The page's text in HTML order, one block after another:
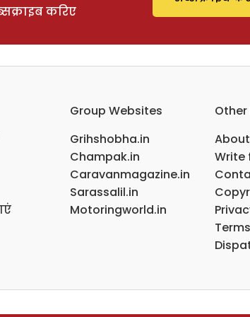
करिए
Group Websites
Grihshobha.in
Champak.in
Caravanmagazine.in
Sarassalil.in
Motoringworld.in
Other
Write